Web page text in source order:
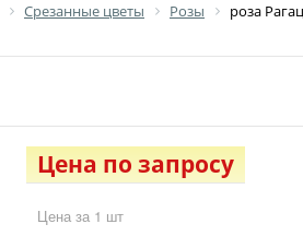
Срезанные цветы Розы роза
Цена по запросу
Цена за 1 шт